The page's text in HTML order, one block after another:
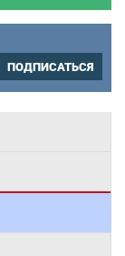
ПОДПИСАТЬСЯ